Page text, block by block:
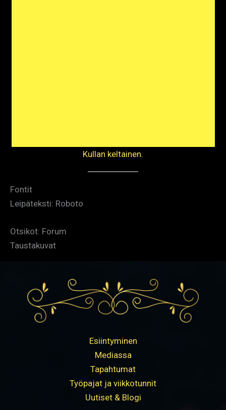
Kullan keltainen.
Fontit
Leipäteksti: Roboto
Otsikot: Forum
Taustakuvat
Esiintyminen
Mediassa
Tapahtumat
Työpajat ja viikkotunnit
Uutiset & Blogi